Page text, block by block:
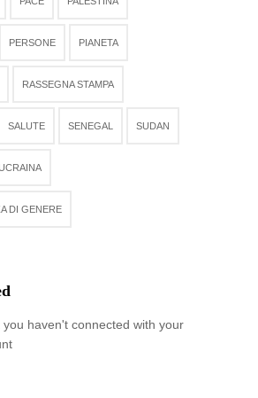
PERSONE PIANETA
RASSEGNA STAMPA
SALUTE SENEGAL SUDAN
DI GENERE
you haven't connected with your